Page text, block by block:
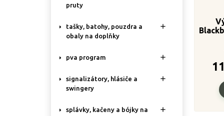
pruty
tašky, batohy, pouzdra a
obaly na doplňky

pva program 
signalizátory, hlásiče a
swingery

splávky, kačeny a bójky na
